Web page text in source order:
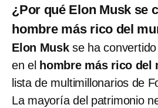
¿Por qué Elon Musk se
hombre más rico del
Elon Muskse ha
en el hombre más rico del
lista de multimillonarios de
La mayoría del patrimonio